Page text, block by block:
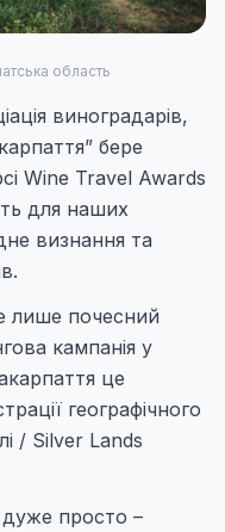
область
виноградарів,
бере
Wine Travel Awards
для наших
визнання та
лише почесний
кампанія у
це
географічного
/ Silver Lands
просто –